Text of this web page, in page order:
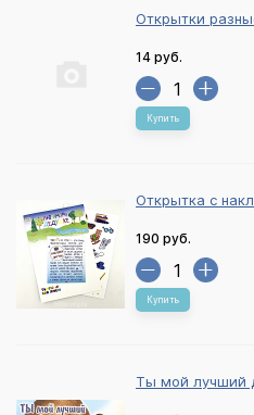
Открытки
14 руб.
Купить
Открытка с
190 руб.
Купить
Ты мой лучший